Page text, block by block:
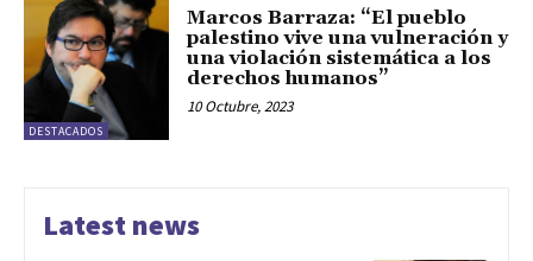
DESTACADOS
Marcos Barraza: “El pueblo
palestino vive una vulneración y
una violación sistemática a los
derechos humanos”
10 Octubre, 2023
Latest news